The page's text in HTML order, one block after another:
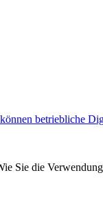
betriebliche
Sie die